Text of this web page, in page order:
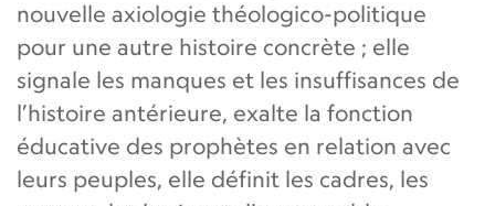
nouvelle axiologie théologico-politique
pour une autre histoire concrète ; elle
signale les manques et les insuffisances de
l’histoire antérieure, exalte la fonction
éducative des prophètes en relation avec
leurs peuples, elle définit les cadres, les